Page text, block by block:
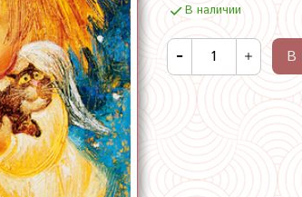
В наличии
В